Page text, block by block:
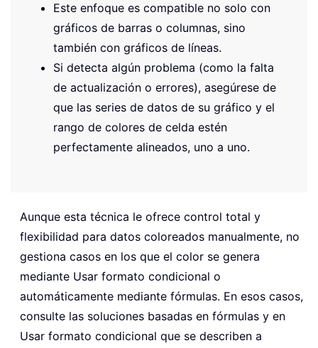
Este enfoque es compatible no solo con
gráficos de barras o columnas, sino
también con gráficos de líneas.
Si detecta algún problema (como la falta
de actualización o errores), asegúrese de
que las series de datos de su gráfico y el
rango de colores de celda estén
perfectamente alineados, uno a uno.
Aunque esta técnica le ofrece control total y
flexibilidad para datos coloreados manualmente, no
gestiona casos en los que el color se genera
mediante Usar formato condicional o
automáticamente mediante fórmulas. En esos casos,
consulte las soluciones basadas en fórmulas y en
Usar formato condicional que se describen a